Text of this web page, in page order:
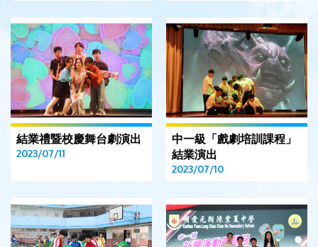
結業禮暨校慶舞台劇演出
2023/07/11
中一級「戲劇培訓課程」
結業演出
2023/07/10